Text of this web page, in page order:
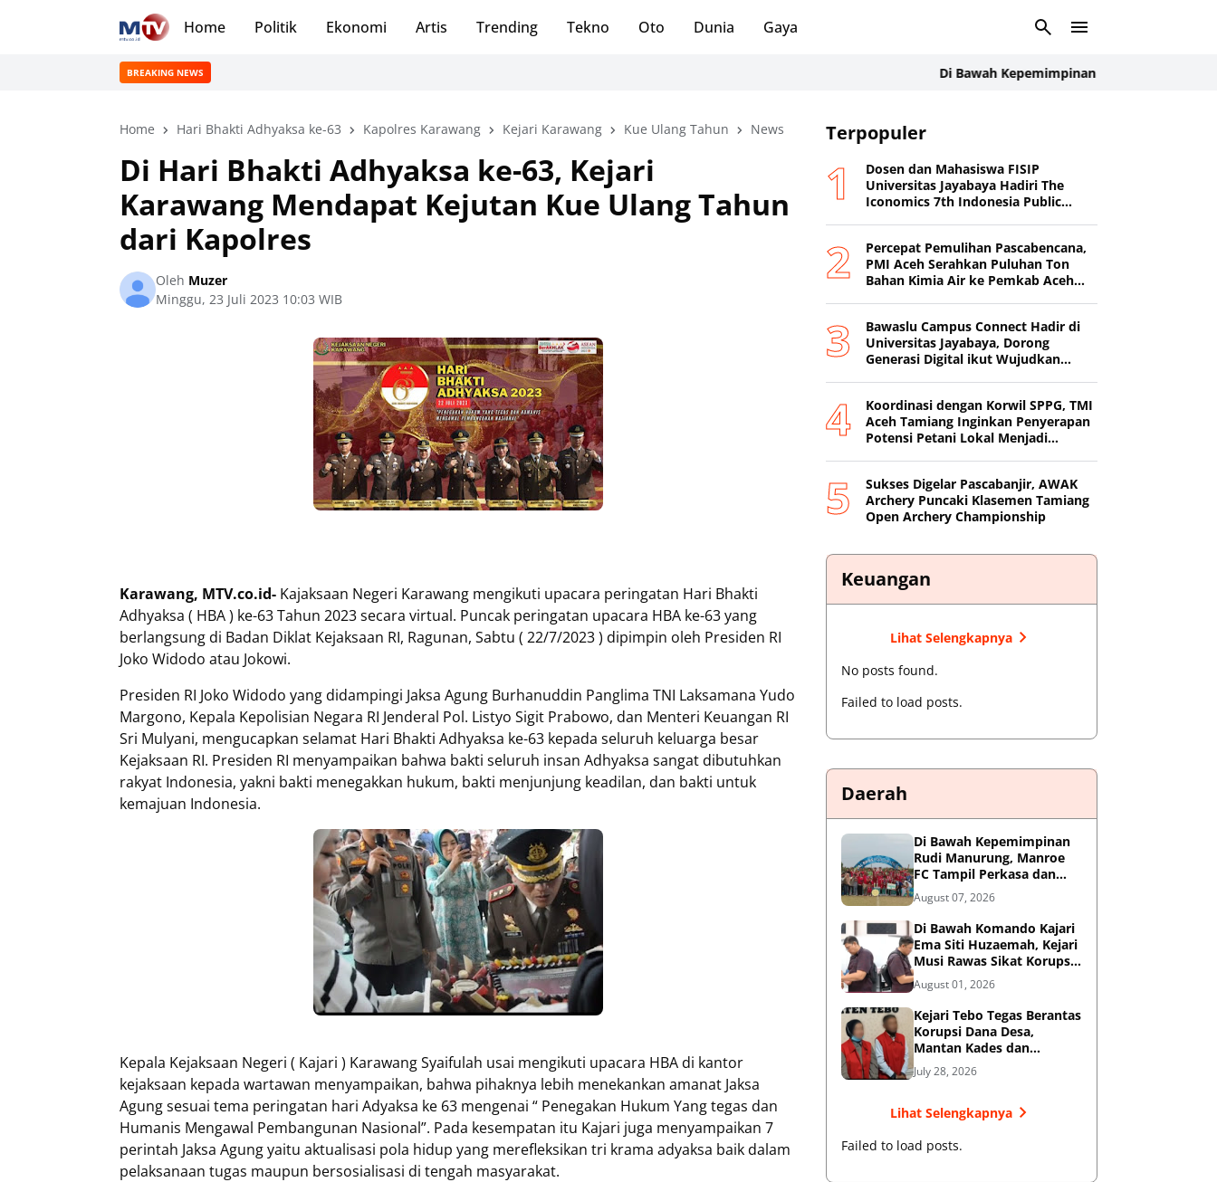
Home Politik Ekonomi Artis Trending Tekno Oto Dunia Gaya
BREAKING NEWS Di Bawah Kepemimpinan Rudi Manurung, Manroe
Home Hari Bhakti Adhyaksa ke-63 Kapolres Karawang Kejari Karawang Kue Ulang Tahun News
Di Hari Bhakti Adhyaksa ke-63, Kejari
Karawang Mendapat Kejutan Kue Ulang Tahun
dari Kapolres
Oleh Muzer
Minggu, 23 Juli 2023 10:03 WIB
Karawang, MTV.co.id- Kajaksaan Negeri Karawang mengikuti upacara peringatan Hari Bhakti
Adhyaksa ( HBA ) ke-63 Tahun 2023 secara virtual. Puncak peringatan upacara HBA ke-63 yang
berlangsung di Badan Diklat Kejaksaan RI, Ragunan, Sabtu ( 22/7/2023 ) dipimpin oleh Presiden RI
Joko Widodo atau Jokowi.
Presiden RI Joko Widodo yang didampingi Jaksa Agung Burhanuddin Panglima TNI Laksamana Yudo
Margono, Kepala Kepolisian Negara RI Jenderal Pol. Listyo Sigit Prabowo, dan Menteri Keuangan RI
Sri Mulyani, mengucapkan selamat Hari Bhakti Adhyaksa ke-63 kepada seluruh keluarga besar
Kejaksaan RI. Presiden RI menyampaikan bahwa bakti seluruh insan Adhyaksa sangat dibutuhkan
rakyat Indonesia, yakni bakti menegakkan hukum, bakti menjunjung keadilan, dan bakti untuk
kemajuan Indonesia.
Kepala Kejaksaan Negeri ( Kajari ) Karawang Syaifulah usai mengikuti upacara HBA di kantor
kejaksaan kepada wartawan menyampaikan, bahwa pihaknya lebih menekankan amanat Jaksa
Agung sesuai tema peringatan hari Adyaksa ke 63 mengenai “ Penegakan Hukum Yang tegas dan
Humanis Mengawal Pembangunan Nasional”. Pada kesempatan itu Kajari juga menyampaikan 7
perintah Jaksa Agung yaitu aktualisasi pola hidup yang merefleksikan tri krama adyaksa baik dalam
pelaksanaan tugas maupun bersosialisasi di tengah masyarakat.
Terpopuler
Dosen dan Mahasiswa FISIP
Universitas Jayabaya Hadiri The
Iconomics 7th Indonesia Public
Percepat Pemulihan Pascabencana,
PMI Aceh Serahkan Puluhan Ton
Bahan Kimia Air ke Pemkab Aceh
Bawaslu Campus Connect Hadir di
Universitas Jayabaya, Dorong
Generasi Digital ikut Wujudkan
Koordinasi dengan Korwil SPPG, TMI
Aceh Tamiang Inginkan Penyerapan
Potensi Petani Lokal Menjadi
Sukses Digelar Pascabanjir, AWAK
Archery Puncaki Klasemen Tamiang
Open Archery Championship
Keuangan
Lihat Selengkapnya
No posts found.
Failed to load posts.
Daerah
Di Bawah Kepemimpinan
Rudi Manurung, Manroe
FC Tampil Perkasa dan
Juarai Piala Soeratin U-15
Zona Riau
August 07, 2026
Di Bawah Komando Kajari
Ema Siti Huzaemah, Kejari
Musi Rawas Sikat Korupsi
Dana Sawit, Negara
Selamatkan Rp1,26 Miliar
August 01, 2026
Kejari Tebo Tegas Berantas
Korupsi Dana Desa,
Mantan Kades dan
Bendahara Resmi Jadi
Tersangka
July 28, 2026
Lihat Selengkapnya
Failed to load posts.